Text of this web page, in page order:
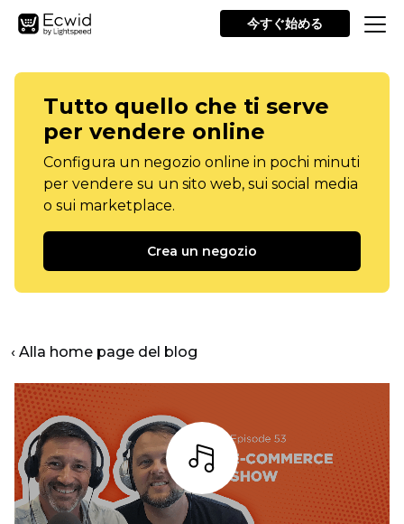
今すぐ始める
Tutto quello che ti serve
per vendere online
Configura un negozio online in pochi minuti
per vendere su un sito web, sui social media
o sui marketplace.
Crea un negozio
‹ Alla home page del blog
Ascoltare